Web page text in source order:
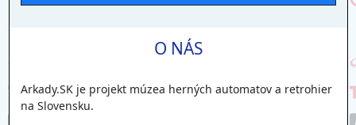
O NÁS
Arkady.SK je projekt múzea herných automatov a retrohier
na Slovensku.